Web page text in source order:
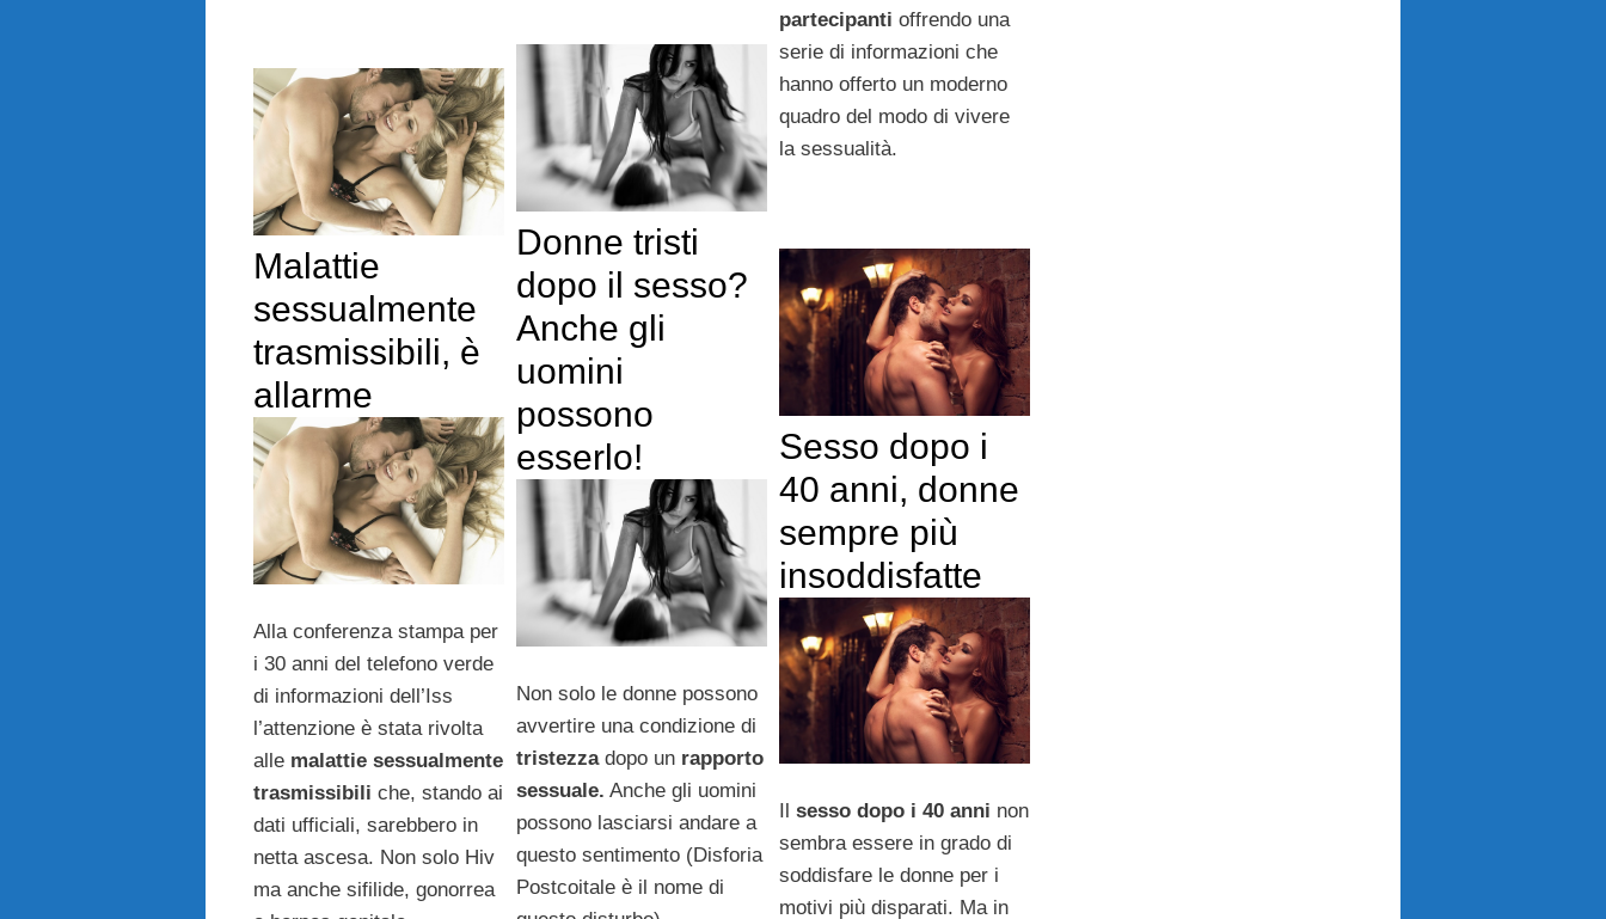
partecipanti offrendo una
serie di informazioni che
hanno offerto un moderno
quadro del modo di vivere
la sessualità.
Donne tristi
dopo il sesso?
Anche gli
uomini
possono
esserlo!
Non solo le donne possono
avvertire una condizione di
tristezzadopo unrapporto
sessuale. Anche gli uomini
possono lasciarsi andare a
questo sentimento (Disforia
Postcoitale è il nome di
Malattie
sessualmente
trasmissibili, è
allarme
Alla conferenza stampa per
i 30 anni del telefono verde
di informazioni dell’Iss
l’attenzione è stata rivolta
alle malattie sessualmente
trasmissibili che, stando ai
dati ufficiali, sarebbero in
netta ascesa. Non solo Hiv
ma anche sifilide, gonorrea
Sesso dopo i
40 anni, donne
sempre più
insoddisfatte
Il sesso dopo i 40 anni non
sembra essere in grado di
soddisfare le donne per i
motivi più disparati. Ma in